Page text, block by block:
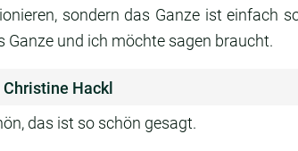
sondern das Ganze ist einfach
Ganze und ich möchte sagen braucht.
Hackl
das ist so schön gesagt.